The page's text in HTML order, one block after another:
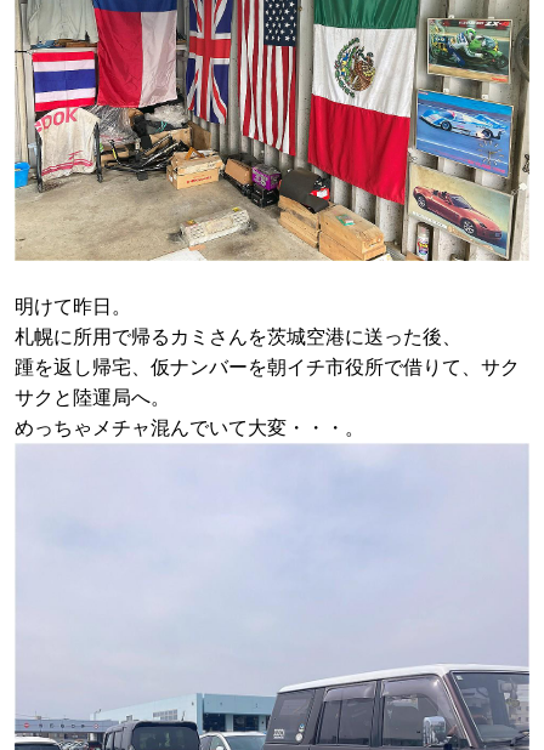
明けて昨日。
札幌に所用で帰るカミさんを茨城空港に送った後、
踵を返し帰宅、仮ナンバーを朝イチ市役所で借りて、サク
サクと陸運局へ。
めっちゃメチャ混んでいて大変・・・。